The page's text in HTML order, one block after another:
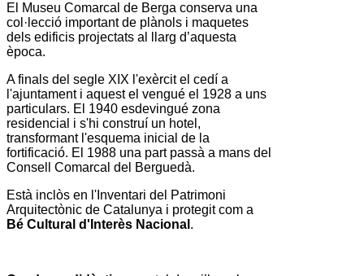
El Museu Comarcal de Berga conserva una
col·lecció important de plànols i maquetes
dels edificis projectats al llarg d’aquesta
època.
A finals del segle XIX l'exèrcit el cedí a
l'ajuntament i aquest el vengué el 1928 a uns
particulars. El 1940 esdevingué zona
residencial i s'hi construí un hotel,
transformant l'esquema inicial de la
fortificació. El 1988 una part passà a mans del
Consell Comarcal del Berguedà.
Està inclòs en l'Inventari del Patrimoni
Arquitectònic de Catalunya i protegit com a
Bé Cultural d'Interès Nacional .